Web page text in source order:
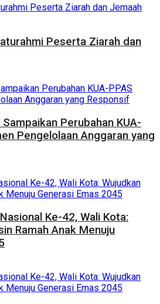
Peserta Ziarah dan
Perubahan KUA-
Pengelolaan Anggaran yang
Ke-42, Wali Kota:
Ramah Anak Menuju